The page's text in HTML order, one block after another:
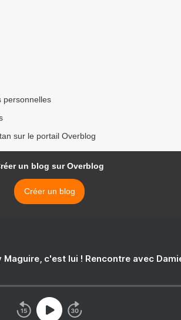
personnelles
sur le portail Overblog
un blog sur Overblog
Créer un blog
c'est lui ! Rencontre avec